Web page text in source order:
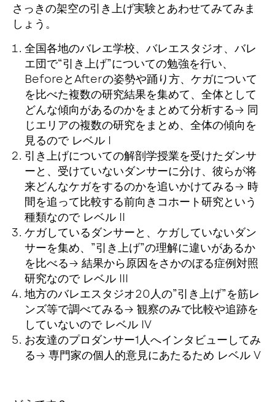
さっきの架空の引き上げ実験とあわせてみてみま
しょう。
全国各地のバレエ学校、バレエスタジオ、バレ
エ団で“引き上げ”についての勉強を行い、
BeforeとAfterの姿勢や踊り方、ケガについて
を比べた複数の研究結果を集めて、全体として
どんな傾向があるのかをまとめて分析する→ 同
じエリアの複数の研究をまとめ、全体の傾向を
見るので レベル I
引き上げについての解剖学授業を受けたダンサ
ーと、受けていないダンサーに分け、彼らが将
来どんなケガをするのかを追いかけてみる→ 時
間を追って比較する前向きコホート研究という
種類なので レベル II
ケガしているダンサーと、ケガしていないダン
サーを集め、”引き上げ”の理解に違いがあるか
を比べる→ 結果から原因をさかのぼる症例対照
研究なので レベル III
地方のバレエスタジオ20人の”引き上げ”を筋レ
ンズ等で調べてみる→ 観察のみで比較や追跡を
していないので レベル IV
お友達のプロダンサー1人へインタビューしてみ
る→ 専門家の個人的意見にあたるため レベル V